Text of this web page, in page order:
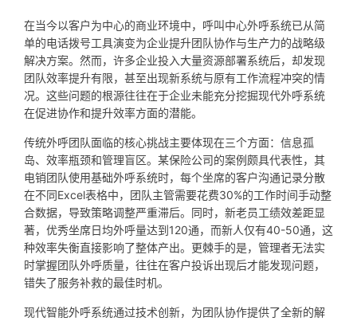
在当今以客户为中心的商业环境中，呼叫中心外呼系统已从简
单的电话拨号工具演变为企业提升团队协作与生产力的战略级
解决方案。然而，许多企业投入大量资源部署系统后，却发现
团队效率提升有限，甚至出现新系统与原有工作流程冲突的情
况。这些问题的根源往往在于企业未能充分挖掘现代外呼系统
在促进协作和提升效率方面的潜能。
传统外呼团队面临的核心挑战主要体现在三个方面：信息孤
岛、效率瓶颈和管理盲区。某保险公司的案例颇具代表性，其
电销团队使用基础外呼系统时，每个坐席的客户沟通记录分散
在不同Excel表格中，团队主管需要花费30%的工作时间手动整
合数据，导致策略调整严重滞后。同时，新老员工绩效差距显
著，优秀坐席日均外呼量达到120通，而新人仅有40-50通，这
种效率失衡直接影响了整体产出。更棘手的是，管理者无法实
时掌握团队外呼质量，往往在客户投诉出现后才能发现问题，
错失了服务补救的最佳时机。
现代智能外呼系统通过技术创新，为团队协作提供了全新的解